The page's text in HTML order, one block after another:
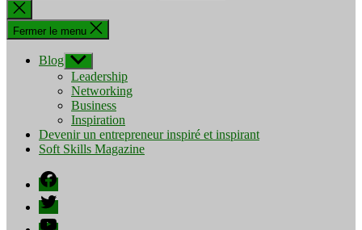
Fermer
la
recherche
Fermer le menu
Blog Afficher
le
sous-
menu
Leadership
Networking
Business
Inspiration
Devenir un entrepreneur inspiré et inspirant
Soft Skills Magazine
Facebook
Twitter
YouTube